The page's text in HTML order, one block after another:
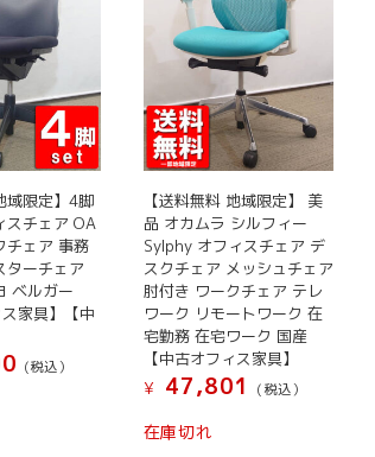
域限定】4脚
スチェア OA
チェア 事務
ターチェア
ベルガー
ス家具】【中
(税込）
【送料無料 地域限定】 美
品 オカムラ シルフィー
Sylphy オフィスチェア デ
スクチェア メッシュチェア
肘付き ワークチェア テレ
ワーク リモートワーク 在
宅勤務 在宅ワーク 国産
【中古オフィス家具】
¥
47,801 (税込）
在庫切れ